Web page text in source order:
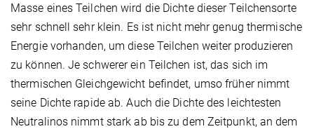
Masse eines Teilchen wird die Dichte dieser Teilchensorte
sehr schnell sehr klein. Es ist nicht mehr genug thermische
Energie vorhanden, um diese Teilchen weiter produzieren
zu können. Je schwerer ein Teilchen ist, das sich im
thermischen Gleichgewicht befindet, umso früher nimmt
seine Dichte rapide ab. Auch die Dichte des leichtesten
Neutralinos nimmt stark ab bis zu dem Zeitpunkt, an dem